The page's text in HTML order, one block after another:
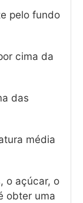
pelo fundo
cima da
das
média
o açúcar, o
obter uma